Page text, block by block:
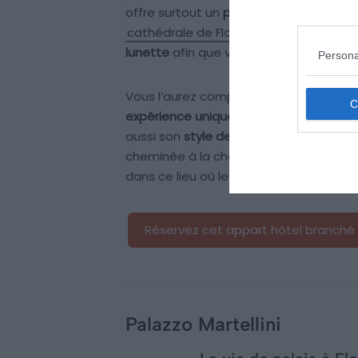
offre surtout un panorama imprenable
cathédrale de Florence
. En plus, les
lunette afin que vous puissiez profiter
Vous l’aurez compris : en choisissant
expérience unique
. Mais le rooftop
aussi son style design et l’ambiance
cheminée à la chaîne hi-fi en passant
dans ce lieu où le style est le mot
Réservez cet appart hôtel branché
Palazzo Martellini